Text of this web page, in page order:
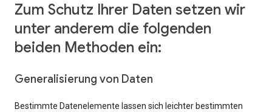
Zum Schutz Ihrer Daten setzen wir
unter anderem die folgenden
beiden Methoden ein:
Generalisierung von Daten
Bestimmte Datenelemente lassen sich leichter bestimmten